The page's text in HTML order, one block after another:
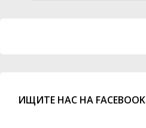
ИЩИТЕ НАС НА FACEBOOK